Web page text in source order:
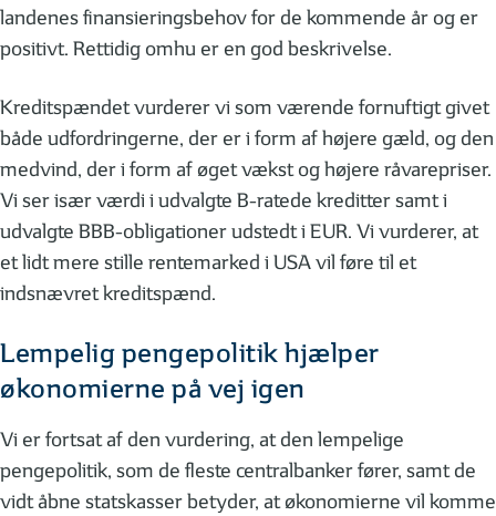
landenes finansieringsbehov for de kommende år og er
positivt. Rettidig omhu er en god beskrivelse.
Kreditspændet vurderer vi som værende fornuftigt givet
både udfordringerne, der er i form af højere gæld, og den
medvind, der i form af øget vækst og højere råvarepriser.
Vi ser især værdi i udvalgte B-ratede kreditter samt i
udvalgte BBB-obligationer udstedt i EUR. Vi vurderer, at
et lidt mere stille rentemarked i USA vil føre til et
indsnævret kreditspænd.
Lempelig pengepolitik hjælper
økonomierne på vej igen
Vi er fortsat af den vurdering, at den lempelige
pengepolitik, som de fleste centralbanker fører, samt de
vidt åbne statskasser betyder, at økonomierne vil komme